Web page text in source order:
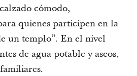
cómodo,
quienes participen en la
un templo”. En el nivel
de agua potable y aseos,